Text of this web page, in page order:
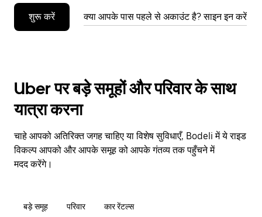
शुरू करें क्या आपके पास पहले से अकाउंट है? साइन इन करें
Uber पर बड़े समूहों और परिवार के साथ
यात्रा करना
चाहे आपको अतिरिक्त जगह चाहिए या विशेष सुविधाएँ, Bodeli में ये राइड
विकल्प आपको और आपके समूह को आपके गंतव्य तक पहुँचने में
मदद करेंगे।
बड़े समूह परिवार कार रेंटल्स